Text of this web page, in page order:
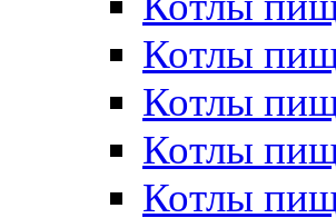
Котлы
Котлы
Котлы
Котлы